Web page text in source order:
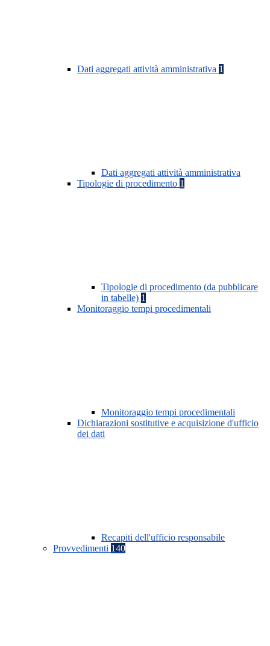
Dati aggregati attività amministrativa 1
Dati aggregati attività amministrativa
Tipologie di procedimento 1
Tipologie di procedimento (da pubblicare
in tabelle) 1
Monitoraggio tempi procedimentali
Monitoraggio tempi procedimentali
Dichiarazioni sostitutive e acquisizione d'ufficio
dei dati
Recapiti dell'ufficio responsabile
Provvedimenti 140